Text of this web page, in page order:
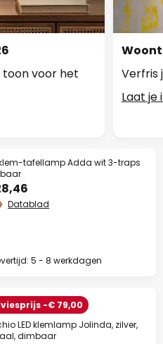
voor het
Verfris
Laat je
klem-tafellamp Adda wit 3-traps
Datablad
5 - 8 werkdagen
-€ 79,00
LED klemlamp Jolinda, zilver,
dimbaar